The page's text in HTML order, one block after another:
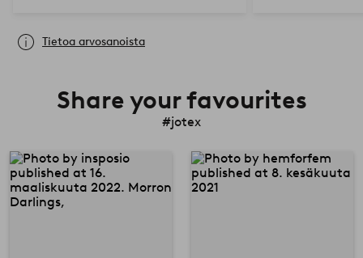
Tietoa arvosanoista
Share your favourites
#jotex